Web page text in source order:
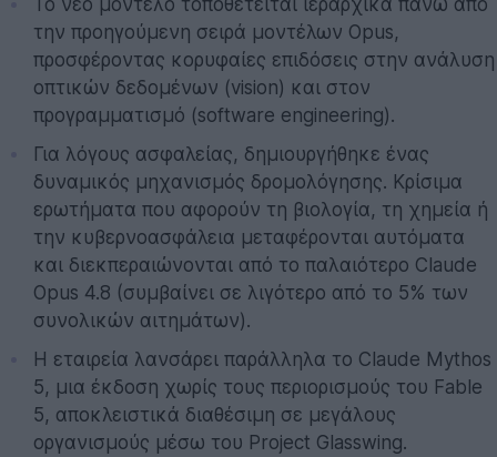
την προηγούμενη σειρά μοντέλων Opus,
προσφέροντας κορυφαίες επιδόσεις στην ανάλυση
οπτικών δεδομένων (vision) και στον
προγραμματισμό (software engineering).
Για λόγους ασφαλείας, δημιουργήθηκε ένας
δυναμικός μηχανισμός δρομολόγησης. Κρίσιμα
ερωτήματα που αφορούν τη βιολογία, τη χημεία ή
την κυβερνοασφάλεια μεταφέρονται αυτόματα
και διεκπεραιώνονται από το παλαιότερο Claude
Opus 4.8 (συμβαίνει σε λιγότερο από το 5% των
συνολικών αιτημάτων).
Η εταιρεία λανσάρει παράλληλα το Claude Mythos
5, μια έκδοση χωρίς τους περιορισμούς του Fable
5, αποκλειστικά διαθέσιμη σε μεγάλους
οργανισμούς μέσω του Project Glasswing.